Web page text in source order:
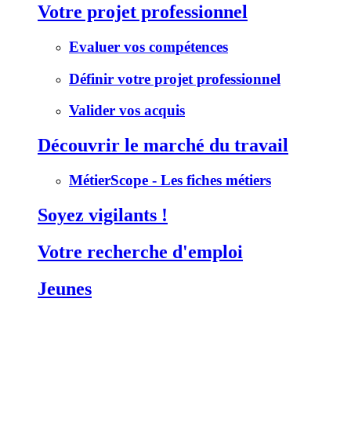
Votre projet professionnel
Evaluer vos compétences
Définir votre projet professionnel
Valider vos acquis
Découvrir le marché du travail
MétierScope - Les fiches métiers
Soyez vigilants !
Votre recherche d'emploi
Jeunes